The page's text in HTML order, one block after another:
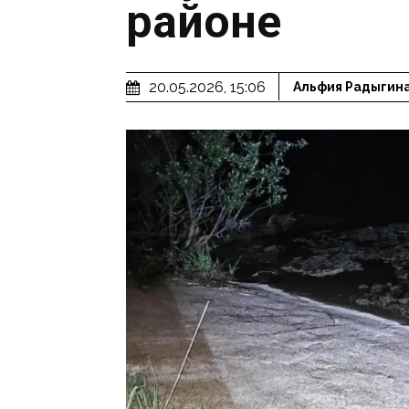
районе
20.05.2026, 15:06 Альфия